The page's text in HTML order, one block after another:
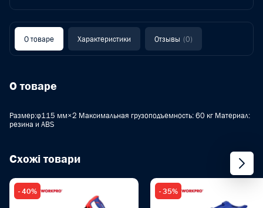
О товаре Характеристики Отзывы (0)
О товаре
Размер:φ115 мм×2 Максимальная грузоподъемность: 60 кг Материал:
резина и ABS
Схожі товари
- 40% - 35%